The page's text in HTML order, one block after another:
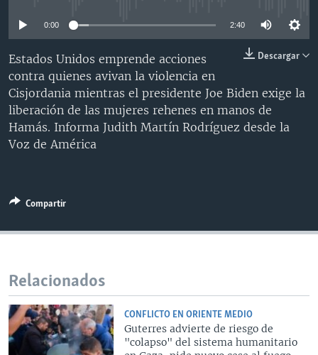
BRASIL
ENTRETENIMIENTO Y CULTURA
TECNOLOGÍA
DEPORTES
CIENCIA Y SALUD
VIDEOS
FOTOGRAFÍA
AUDIOS
PROGRAMAS TV
EL MUNDO AL DÍA
FORO INTERAMERICANO
VISIÓN 360
LAS CLAVES
RADIO
AVANCE INFORMATIVO
AUDIONOTICIAS
BUENOS DÍAS AMÉRICA
ENTRETENIMIENTO
DIRECT
DOCUMENTALES DE LA VOA
Learning English
0:00 2:40
Descargar
Estados Unidos emprende acciones
contra quienes avivan la violencia en
Cisjordania mientras el presidente Joe Biden exige la
liberación de las mujeres rehenes en manos de
Hamás. Informa Judith Martín Rodríguez desde la
Voz de América
Compartir
Relacionados
CONFLICTO EN ORIENTE MEDIO
Guterres advierte de riesgo de
"colapso" del sistema humanitario